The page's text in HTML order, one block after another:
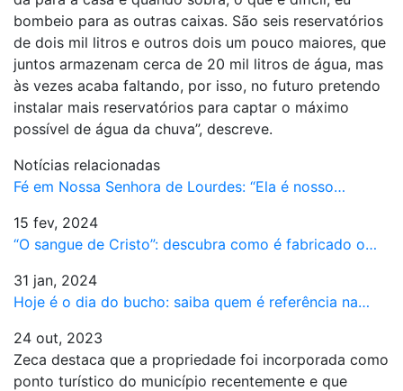
bombeio para as outras caixas. São seis reservatórios
de dois mil litros e outros dois um pouco maiores, que
juntos armazenam cerca de 20 mil litros de água, mas
às vezes acaba faltando, por isso, no futuro pretendo
instalar mais reservatórios para captar o máximo
possível de água da chuva”, descreve.
Notícias relacionadas
Fé em Nossa Senhora de Lourdes: “Ela é nosso…
15 fev, 2024
“O sangue de Cristo”: descubra como é fabricado o…
31 jan, 2024
Hoje é o dia do bucho: saiba quem é referência na…
24 out, 2023
Zeca destaca que a propriedade foi incorporada como
ponto turístico do município recentemente e que